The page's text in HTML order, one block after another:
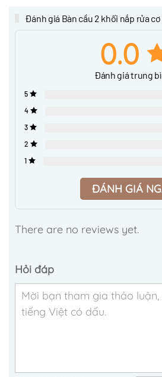
Đánh giá Bàn cầu 2 khối nắp rửa cơ
0.0
Đánh giá trung
5
4
3
2
1
ĐÁNH GIÁ
There are no reviews yet.
Hỏi đáp